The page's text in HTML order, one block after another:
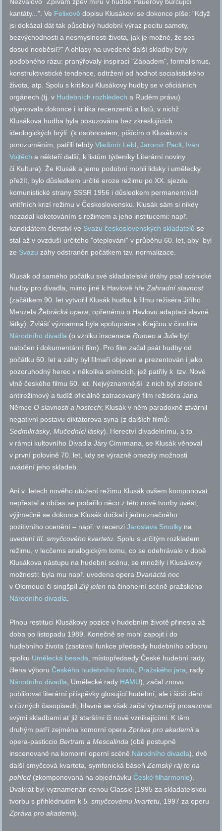
Nezvalovo ´Zpívám zpěv míru´v hudbě Pauerovy burcující
kantáty...". Ve Felixově dopisu Klusákovi se dokonce píše: "Když
jsi dokázal dát tak působivý hudební výraz pocitu samoty,
bezvýchodnosti a nesmyslnosti života, jak je možné, že ses
dosud neoběsil?" A ohlasy na uvedené další skladby byly
podobného rázu: pranýřovaly inspiraci "Západem", formalismus,
konstruktivistické tendence, odtržení od hodnot socialistického
života, atp. Spolu s kritikou Klusákovy hudby se v oficiálních
orgánech (tj. v Hudebních rozhledech a Rudém právu)
objevovala dokonce i kritika recenzentů a listů, v nichž
Klusákova hudba byla posuzována bez zkreslujících
ideologických brýlí (k osobnostem, píšícím o Klusákovi s
porozuměním, patřili tehdyVladimír Lébl,Jaromír Paclt, Ivan
Vojtěch a někteří další, k listům týdeníky Literární noviny
či Kultura). Že Klusák a jemu podobní mohli lidsky i umělecky
přežít, bylo důsledkem určité eroze režimu po XX. sjezdu
komunistické strany SSSR 1956 i důsledkem permanentních
vnitřních krizí režimu v Československu. Klusák sám si nikdy
nezadal koketováním s režimem a jeho institucemi: např.
kandidátem členství ve Svazu československých skladatelů se
stal až v ovzduší určitého "oteplování" v průběhu 60. let, aby byl
ze Svazu záhy odstraněn počátkemtzv. normalizace.
Klusák od samého počátku své skladatelské dráhy psal scénické
hudby pro divadla, mimo jiné k Havlově hřeZahradní slavnost
(začátkem 90. let vytvořil Klusák hudbu k filmu režiséra Jiřího
MenzelaŽebrácká opera, opřenému o Havlovu adaptaci slavné
látky). Zvlášť významná byla spolupráce s Krejčou v činohře
Národního divadla (o vzniku inscenaceRomeo a Julie byl
natočen i dokumentární film). Pro film začal psát hudby od
počátku 60. let a záhy byl filmaři objeven a prezentován i jako
pozoruhodný herec v několika snímcích, jež patřily ktzv. Nové
vlně českého filmu 60. let. Nejvýznamnější z nich byl zřetelně
antirežimový a tudíž oficiálně zatracovaný film režiséra Jana
Němce O slavnosti a hostech; Klusák v něm paradoxně ztvárnil
negativní postavu diktátorova syna (z dalších filmů:
Sedmikrásky,Mučedníci lásky). Herectví divadelnímu, a to
v rámci kultovního Divadla Járy Cimrmana, se Klusák věnoval
v první polovině 70. let, kdy se výrazně omezily možnosti
uvádění jeho skladeb.
Ani v letech nového utužení režimu Klusák ovšem komponovat
nepřestal a občas se podařilo něco z této nové tvorby uvést;
výjimečně se dokonce Klusák dočkal i jednoznačného
pozitivního ocenění – např. v recenziJaroslava Smolky na
uvedeníIII. smyčcového kvartetu. Spolu s určitým rozkladem
režimu, v lecčems analogickým tomu, co se odehrávalo v době
Klusákova nástupu na hudební scénu, se množily i Klusákovy
možnosti: byla mu např. uvedena operaDvanáctá noc
v Olomouci či singšpílZlý jelen na činoherní scéně pražského
Národního divadla.
Plnou restituci Klusákovy pozice v hudebním životě přinesla až
doba po listopadu 1989. Konečně se mohl zapojit i do
hudebního života (zastával funkce předsedy hudebního odboru
spolku Umělecká beseda, místopředsedy České hudební rady,
člena výboruČeského hudebního fondu, Pražského jara, rady
Národního divadla, Umělecké rady HAMU), začal znovu
publikovat literární příspěvky glosující hudební, ale i širší dění
v různých časopisech, hlavně se však začal výrazněji prosazovat
svými skladbami ať již staršími či nově vznikajícími. K těm
druhým patří zejména komorní operaZpráva pro akademiia
opera-pasticcioBertram a Mescalinda (obě postupně
inscenované na komorní operní scéně Národního divadla), dvě
další smyčcová kvarteta, symfonická báseňZemský ráj to na
pohled (zkomponovaná na objednávkuČeské filharmonie).
Dvakrát byl vyznamenán cenou Classic (1995 za skladatelskou
tvorbu s přihlédnutím k5. smyčcovému kvartetu, 1997 za operu
Zpráva pro akademii).